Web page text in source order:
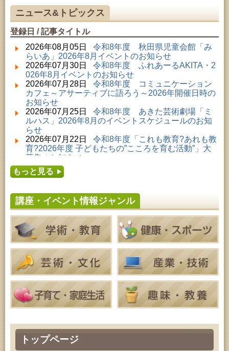
トップページ
音と会話を楽しむ朝の図書館
2026年08月01日 ～ 2026年08月23日 (秋田市)
乳幼児・青少年教育「図書館クイズラリー」
2026年08月01日 ～ 2026年09月23日 (秋田市)
おかえりなさい！佐竹本三十六歌仙絵とゆかりの名
品
2026年08月01日 ～ 2026年08月23日 (大館市)
清澄コレクション未公開絵画展
2026年08月01日 ～ 2026年09月23日 (秋田市)
佐竹氏の名宝、雄大なる歴史を想う～武と雅～
2026年08月01日 ～ 2026年08月30日 (秋田市)
乳幼児・青少年教育「夏休み資料展示」
2026年08月01日 ～ 2026年08月25日 (秋田市)
工房雑がみランド2026
2026年08月01日 ～ 2026年08月23日 (秋田市)
子どもの読書活動推進事業「夏休みは図書館へ行こ
う－みんなの読みたい！知りたい！学びたい！をお
2026年08月01日 ～ 2026年08月30日 (秋田市)
成人教育「研修室開放」
特別展「超写実 ホキ美術館名品展」
2026年08月07日 (秋田市)
青少年教育「点字体験教室」
2026年08月07日 (秋田市)
高齢者教育「南星大学」
2026年08月07日 (秋田市)
乳幼児・青少年教育「夏休み子ども講座『マーブル
アートでツリー＆ネックレスを作ってみよう』」
2026年08月08日 (秋田市)
乳幼児・青少年教育「朝のこどもとしょかんタイ
ム」
2026年08月08日 (秋田市)
乳幼児教育「おはなしの会」
乳幼児教育・青少年教育「おりがみの会」
2026年08月08日 (秋田市)
乳幼児教育「フォンテ文庫のおはなし会」
ニュース&トピックス
登録日 / 記事タイトル
2026年08月05日 令和8年度 秋田県児童会館「み
らいあ」2026年8月イベントのお知らせ
2026年07月30日 令和8年度 ふれあーるAKITA・2
026年8月イベントのお知らせ
2026年07月28日 令和8年度 コミュニケーション
カフェ～アサーティブに語ろう～2026年開催日時の
お知らせ
2026年07月25日 令和8年度 あきた芸術劇場「ミ
ルハス」2026年8月のイベントスケジュールのお知
らせ
2026年07月22日 令和8年度「これも教育?あれも教
育?2026年度 子どもたちの”こころを育む活動”」大
募集のお知らせ
2026年07月16日
夏休み親子体験教室」募集のお知らせ
らいあ」2026年7月イベントのお知らせ
2026年07月11日令和8年度 あきた芸術劇場「ミ
ルハス」2026年7月のイベントスケジュールのお知
らせ
2026年07月10日令和8年度 株式会社パソナ「キ
ャリアコンサルタント相談」のお知らせ
2026年07月10日令和8年度 株式会社パソナ「キ
ャリア形成リスキリング支援センター」紹介のお知
らせ
もっと見る
講座・イベント情報ジャンル